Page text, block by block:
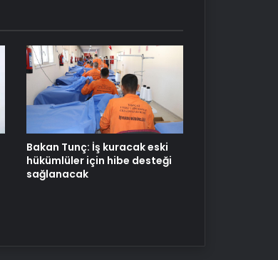
Datahost İle Güvenilir Sunucu
Hizmetleri
Yunanistan dergisi Fortune Greece:
Erdoğan barış masasını kurabilecek
nadir liderlerden
Bakan Tunç: İş kuracak eski
hükümlüler için hibe desteği
sağlanacak